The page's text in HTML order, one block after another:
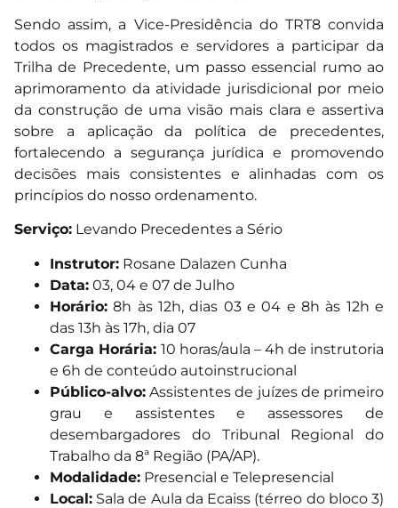
Sendo assim, a Vice-Presidência do TRT8 convida
todos os magistrados e servidores a participar da
Trilha de Precedente, um passo essencial rumo ao
aprimoramento da atividade jurisdicional por meio
da construção de uma visão mais clara e assertiva
sobre a aplicação da política de precedentes,
fortalecendo a segurança jurídica e promovendo
decisões mais consistentes e alinhadas com os
princípios do nosso ordenamento.
Serviço: Levando Precedentes a Sério
Instrutor: Rosane Dalazen Cunha
Data: 03, 04 e 07 de Julho
Horário: 8h às 12h, dias 03 e 04 e 8h às 12h e
das 13h às 17h, dia 07
Carga Horária: 10 horas/aula – 4h de instrutoria
e 6h de conteúdo autoinstrucional
Público-alvo: Assistentes de juízes de primeiro
grau e assistentes e assessores de
desembargadores do Tribunal Regional do
Trabalho da 8ª Região (PA/AP).
Modalidade: Presencial e Telepresencial
Local: Sala de Aula da Ecaiss (térreo do bloco 3)